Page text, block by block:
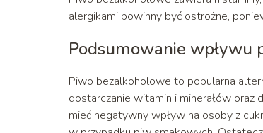
alergikami powinny być ostrożne,
Podsumowanie
Piwo bezalkoholowe to popularna
dostarczanie witamin i minerałów oraz
mieć negatywny wpływ na osoby z